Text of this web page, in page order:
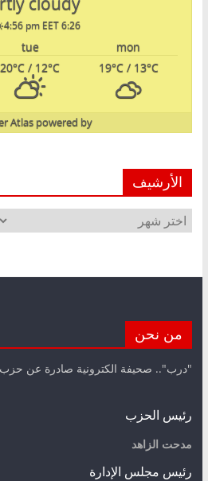
6:26 am
4:56 pm EET
mon
tue
19°C/ 13°C
20°C / 12°C
powered by
Atlas
الأرشيف
الأرشيف
من نحن
"درب".. صحيفة الكترونية صادرة عن حزب
رئيس الحزب
مدحت الزاهد
رئيس مجلس الإدارة